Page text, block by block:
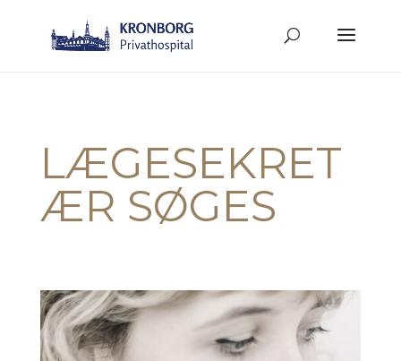
LÆGESEKRET
ÆR SØGES